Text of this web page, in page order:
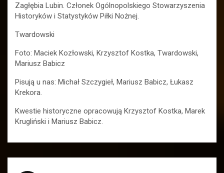
Zagłębia Lubin. Członek Ogólnopolskiego Stowarzyszenia
Historyków i Statystyków Piłki Nożnej.
Twardowski
Foto: Maciek Kozłowski, Krzysztof Kostka, Twardowski,
Mariusz Babicz
Pisują u nas: Michał Szczygieł, Mariusz Babicz, Łukasz
Krekora.
Kwestie historyczne opracowują Krzysztof Kostka, Marek
Krugliński i Mariusz Babicz.